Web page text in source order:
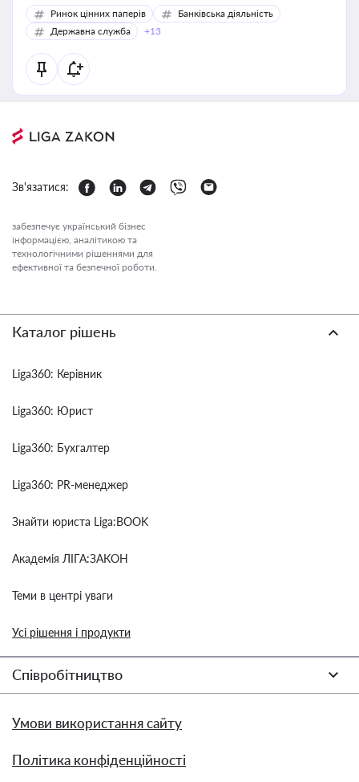
Ринок цінних паперів
Банківська діяльність
Державна служба
+13
Зв'язатися:
забезпечує український бізнес
інформацією, аналітикою та
технологічними рішеннями для
ефективної та безпечної роботи.
Каталог рішень
Liga360: Керівник
Liga360: Юрист
Liga360: Бухгалтер
Liga360: PR-менеджер
Знайти юриста Liga:BOOK
Академія ЛІГА:ЗАКОН
Теми в центрі уваги
Усі рішення і продукти
Співробітництво
Умови використання сайту
Політика конфіденційності